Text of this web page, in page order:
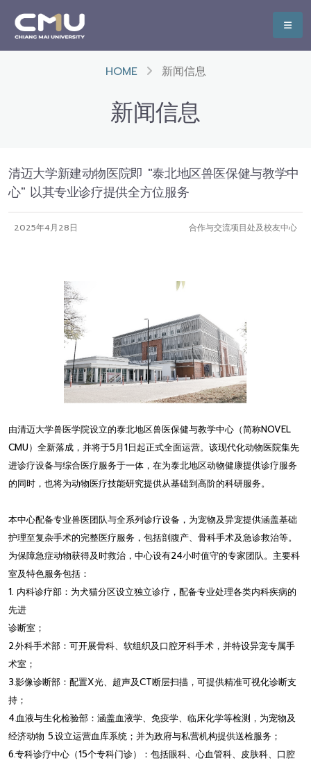
HOME 新闻信息
新闻信息
清迈大学新建动物医院即 "泰北地区兽医保健与教学中
心" 以其专业诊疗提供全方位服务
2025年4月28日 合作与交流项目处及校友中心
由清迈大学兽医学院设立的泰北地区兽医保健与教学中心（简称NOVEL
CMU）全新落成，并将于5月1日起正式全面运营。该现代化动物医院集先
进诊疗设备与综合医疗服务于一体，在为泰北地区动物健康提供诊疗服务
的同时，也将为动物医疗技能研究提供从基础到高阶的科研服务。
本中心配备专业兽医团队与全系列诊疗设备，为宠物及异宠提供涵盖基础
护理至复杂手术的完整医疗服务，包括剖腹产、骨科手术及急诊救治等。
为保障急症动物获得及时救治，中心设有24小时值守的专家团队。主要科
室及特色服务包括：
1. 内科诊疗部：为犬猫分区设立独立诊疗，配备专业处理各类内科疾病的
先进
诊断室；
2.外科手术部：可开展骨科、软组织及口腔牙科手术，并特设异宠专属手
术室；
3.影像诊断部：配置X光、超声及CT断层扫描，可提供精准可视化诊断支
持；
4.血液与生化检验部：涵盖血液学、免疫学、临床化学等检测，为宠物及
经济动物 5.设立运营血库系统；并为政府与私营机构提供送检服务；
6.专科诊疗中心（15个专科门诊）：包括眼科、心血管科、皮肤科、口腔